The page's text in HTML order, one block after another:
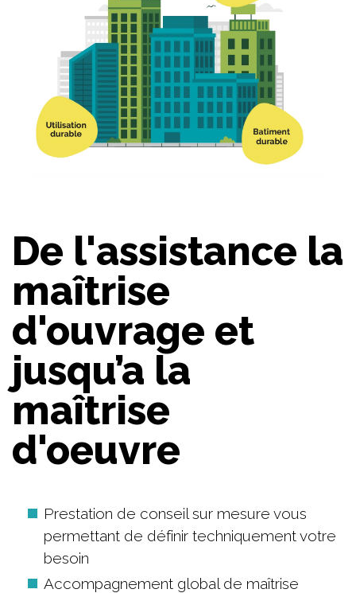
De l'assistance la
maîtrise
d'ouvrage et
jusqu’a la
maîtrise
d'oeuvre
Prestation de conseil sur mesure vous
permettant de définir techniquement votre
besoin
Accompagnement global de maîtrise